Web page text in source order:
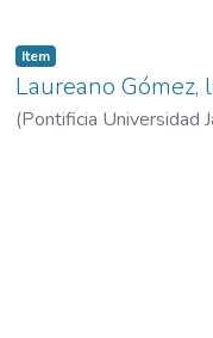
Item
Laureano
(Pontificia Universidad